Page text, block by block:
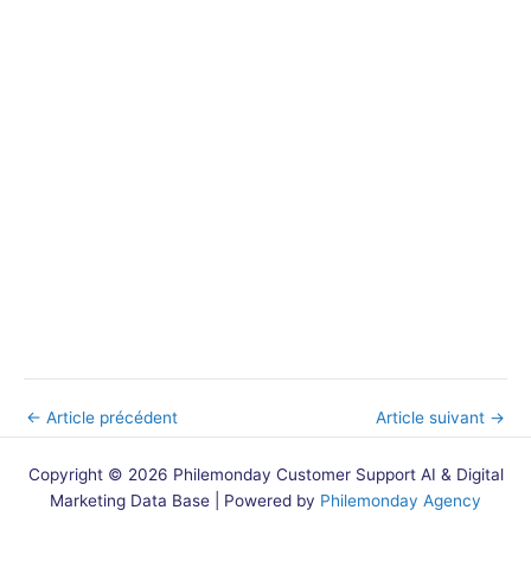
← Article précédent Article suivant →
Copyright © 2026 Philemonday Customer Support AI & Digital
Marketing Data Base | Powered by Philemonday Agency